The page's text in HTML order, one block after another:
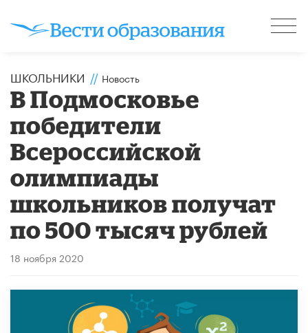
ШКОЛЬНИКИ // Новость
В Подмосковье
победители
Всероссийской
олимпиады
школьников получат
по 500 тысяч рублей
18 ноября 2020